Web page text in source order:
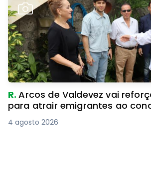
R.Arcos de Valdevez vai
para atrair emigrantes ao
4 agosto 2026